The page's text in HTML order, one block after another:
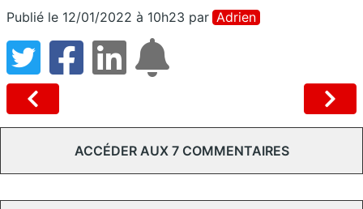
Publié le 12/01/2022 à 10h23 par Adrien
ACCÉDER AUX 7 COMMENTAIRES